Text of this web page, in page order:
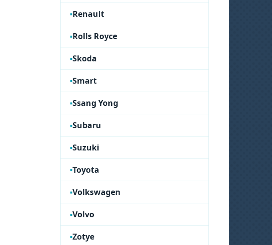
Renault
Rolls Royce
Skoda
Smart
Ssang Yong
Subaru
Suzuki
Toyota
Volkswagen
Volvo
Zotye